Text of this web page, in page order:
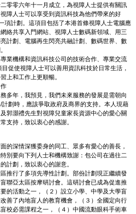
零零六年十一月成立，為視障人士提供有關訊
障人士可以享受到資訊科技為他們帶來的好
項計劃。這項目包括了本港首條視障人士電腦應
絡共享入門網站、視障人士數碼新領域、用三
計劃、電腦再生閃亮共融計劃、數碼世界、數
業機構和資訊科技公司的技術合作、專業交流
促使視障人士可以善用資訊科技於日常生活，
上和工作上更順暢。
多年，我預見，我們未來服務的發展是需朝向
劃時，應該爭取政府及商界的支持。本人現藉
郭灝禮先生對視障兒童家長資源中心的愛心關
支持，致以衷心的感謝。
的深情深獲委身的同工、眾多有愛心的善長，
別要向下列人士和機構致謝：包公司在過往二
計劃，致以衷心的謝意。
推行了多項先導性計劃。部份計劃現正繼續發
聯亞太區按摩研討會。這研討會已成為促進推
的活動之一，（２）設立小學、中學及大學盲
善了內地盲人的教育機會，（３）全國定向行
校必需課程之一，（４）中國流動眼科手術車